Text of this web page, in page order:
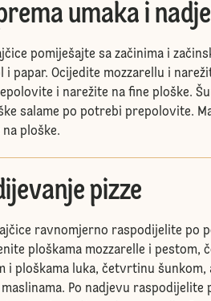
umaka i
pomiješajte sa začinima i
i papar. Ocijedite mozzarellu i
i narežite na fine ploške.
salame po potrebi prepolovite.
ploške.
pizze
ravnomjerno raspodijelite po
ploškama mozzarelle i pestom,
i ploškama luka, četvrtinu šunkom,
Po nadjevu raspodijelite